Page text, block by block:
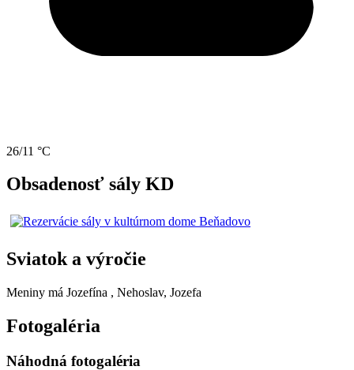
26/11 °C
Obsadenosť sály KD
Sviatok a výročie
Meniny má Jozefína , Nehoslav, Jozefa
Fotogaléria
Náhodná fotogaléria